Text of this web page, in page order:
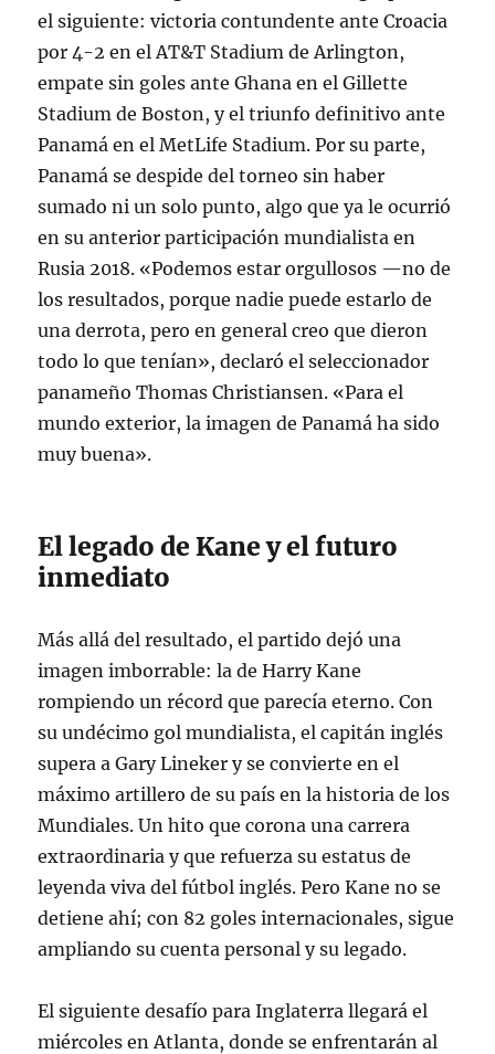
el siguiente: victoria contundente ante Croacia
por 4-2 en el AT&T Stadium de Arlington ,
empate sin goles ante Ghana en el Gillette
Stadium de Boston , y el triunfo definitivo ante
Panamá en el MetLife Stadium. Por su parte,
Panamá se despide del torneo sin haber
sumado ni un solo punto, algo que ya le ocurrió
en su anterior participación mundialista en
Rusia 2018. «Podemos estar orgullosos —no de
los resultados, porque nadie puede estarlo de
una derrota, pero en general creo que dieron
todo lo que tenían», declaró el seleccionador
panameño Thomas Christiansen. «Para el
mundo exterior, la imagen de Panamá ha sido
muy buena».
El legado de Kane y el futuro
inmediato
Más allá del resultado, el partido dejó una
imagen imborrable: la de Harry Kane
rompiendo un récord que parecía eterno. Con
su undécimo gol mundialista, el capitán inglés
supera a Gary Lineker y se convierte en el
máximo artillero de su país en la historia de los
Mundiales. Un hito que corona una carrera
extraordinaria y que refuerza su estatus de
leyenda viva del fútbol inglés. Pero Kane no se
detiene ahí; con 82 goles internacionales, sigue
ampliando su cuenta personal y su legado.
El siguiente desafío para Inglaterra llegará el
miércoles en Atlanta, donde se enfrentarán al